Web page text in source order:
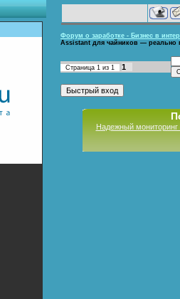
Форум о заработке - Бизнес в
Assistant для чайников — реально
Страница 1 из 1 1
Надежный мониторинг